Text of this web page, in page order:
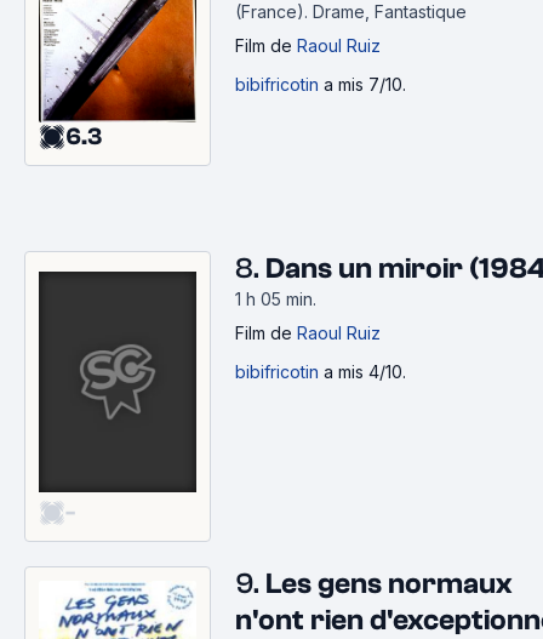
6.3
(France). Drame, Fantastique
Film de Raoul Ruiz
bibifricotin a mis 7/10.
-
8. Dans un miroir
1 h 05 min.
Film de Raoul Ruiz
bibifricotin a mis 4/10.
9. Les gens normaux
n'ont rien